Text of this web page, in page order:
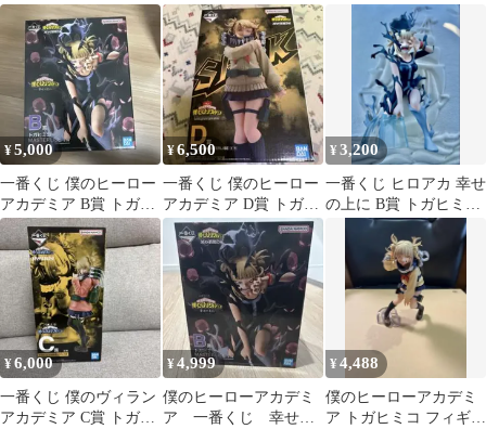
フィギュア トガヒ
ミコ
ミコ ヒロアカ
¥5,000
一番くじ 僕のヒーロー
アカデミア B賞 トガヒ
ミコ MASTERLISE
¥6,500
一番くじ 僕のヒーロー
アカデミア D賞 トガヒ
ミコ MASTERLISE
¥3,200
一番くじ ヒロアカ 幸せ
の上に B賞 トガヒミコ
フィギュア ナイフな
¥6,000
一番くじ 僕のヴィラン
アカデミア C賞 トガヒ
¥4,999
僕のヒーローアカデミ
ア 一番くじ 幸せの
¥4,488
僕のヒーローアカデミ
ア トガヒミコ フィギュ